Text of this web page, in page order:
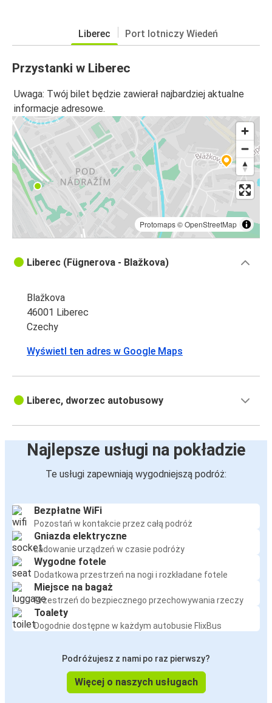
Liberec Port lotniczy Wiedeń
Przystanki w Liberec
Uwaga: Twój bilet będzie zawierał najbardziej aktualne
informacje adresowe.
Protomaps©OpenStreetMap
Liberec (Fügnerova - Blažkova)
Blažkova
46001 Liberec
Czechy
Wyświetl ten adres w Google Maps
Liberec, dworzec autobusowy
Najlepsze usługi na pokładzie
Te usługi zapewniają wygodniejszą podróż:
Bezpłatne WiFi
Pozostań w kontakcie przez całą podróż
Gniazda elektryczne
Ładowanie urządzeń w czasie podróży
Wygodne fotele
Dodatkowa przestrzeń na nogi i rozkładane fotele
Miejsce na bagaż
Przestrzeń do bezpiecznego przechowywania rzeczy
Toalety
Dogodnie dostępne w każdym autobusie FlixBus
Podróżujesz z nami po raz pierwszy?
Więcej o naszych usługach